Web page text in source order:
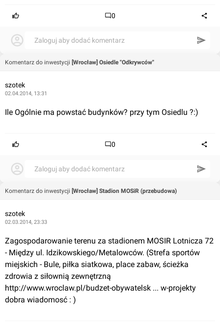
0
Zaloguj aby dodać komentarz
Komentarz do inwestycji [Wrocław] Osiedle "Odkrywców"
szotek
02.04.2014, 13:31
Ile Ogólnie ma powstać budynków? przy tym Osiedlu ?:)
0
Zaloguj aby dodać komentarz
Komentarz do inwestycji [Wrocław] Stadion MOSiR (przebudowa)
szotek
02.03.2014, 23:33
Zagospodarowanie terenu za stadionem MOSIR Lotnicza 72
- Między ul. Idzikowskiego/Metalowców. (Strefa sportów
miejskich - Bule, piłka siatkowa, place zabaw, ścieżka
http://www.wroclaw.pl/budzet-obywatelsk ... w-projekty
dobra wiadomosć : )